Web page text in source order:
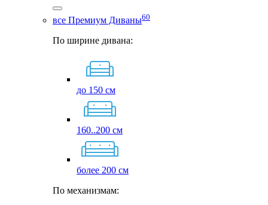
все Премиум Диваны60
По ширине дивана:
до 150 см
160..200 см
более 200 см
По механизмам: